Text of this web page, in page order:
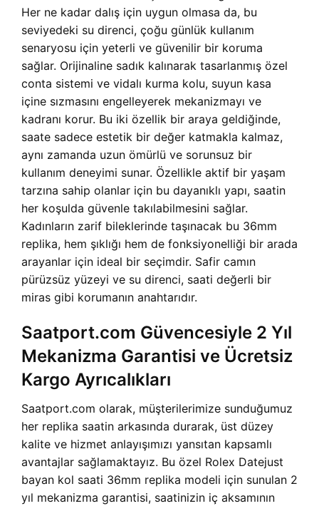
Her ne kadar dalış için uygun olmasa da, bu
seviyedeki su direnci, çoğu günlük kullanım
senaryosu için yeterli ve güvenilir bir koruma
sağlar. Orijinaline sadık kalınarak tasarlanmış özel
conta sistemi ve vidalı kurma kolu, suyun kasa
içine sızmasını engelleyerek mekanizmayı ve
kadranı korur. Bu iki özellik bir araya geldiğinde,
saate sadece estetik bir değer katmakla kalmaz,
aynı zamanda uzun ömürlü ve sorunsuz bir
kullanım deneyimi sunar. Özellikle aktif bir yaşam
tarzına sahip olanlar için bu dayanıklı yapı, saatin
her koşulda güvenle takılabilmesini sağlar.
Kadınların zarif bileklerinde taşınacak bu 36mm
replika, hem şıklığı hem de fonksiyonelliği bir arada
arayanlar için ideal bir seçimdir. Safir camın
pürüzsüz yüzeyi ve su direnci, saati değerli bir
miras gibi korumanın anahtarıdır.
Saatport.com Güvencesiyle 2 Yıl
Mekanizma Garantisi ve Ücretsiz
Kargo Ayrıcalıkları
Saatport.com olarak, müşterilerimize sunduğumuz
her replika saatin arkasında durarak, üst düzey
kalite ve hizmet anlayışımızı yansıtan kapsamlı
avantajlar sağlamaktayız. Bu özel Rolex Datejust
bayan kol saati 36mm replika modeli için sunulan 2
yıl mekanizma garantisi, saatinizin iç aksamının